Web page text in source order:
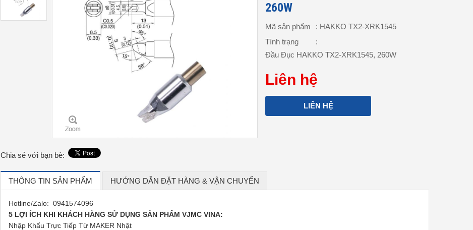
260W
Mã sản phẩm
: HAKKO TX2-XRK1545
Tình trạng
:
Đầu Đục HAKKO TX2-XRK1545, 260W
Liên hệ
LIÊN HỆ
Chia sẻ với bạn bè:
THÔNG TIN SẢN PHẨM HƯỚNG DẪN ĐẶT HÀNG & VẬN CHUYỂN
Hotline/Zalo: 0941574096
5 LỢI ÍCH KHI KHÁCH HÀNG SỬ DỤNG SẢN PHẨM VJMC VINA:
Nhập Khẩu Trực Tiếp Từ MAKER Nhật